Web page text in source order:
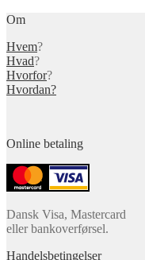
Om
Hvem?
Hvad?
Hvorfor?
Hvordan?
Online betaling
Dansk Visa, Mastercard
eller bankoverførsel.
Handelsbetingelser